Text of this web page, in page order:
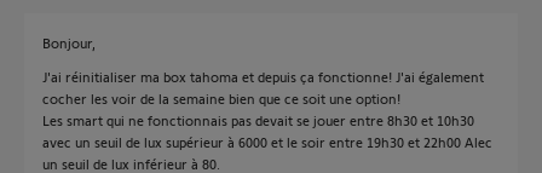
Bonjour,
J'ai réinitialiser ma box tahoma et depuis ça fonctionne! J'ai également
cocher les voir de la semaine bien que ce soit une option!
Les smart qui ne fonctionnais pas devait se jouer entre 8h30 et 10h30
avec un seuil de lux supérieur à 6000 et le soir entre 19h30 et 22h00 Alec
un seuil de lux inférieur à 80.